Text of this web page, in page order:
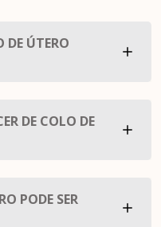
DE ÚTERO
DE COLO DE
PODE SER